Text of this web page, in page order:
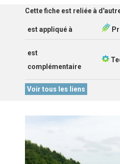
Cette fiche est reliée à
est appliqué à
est
complémentaire
Voir tous les liens